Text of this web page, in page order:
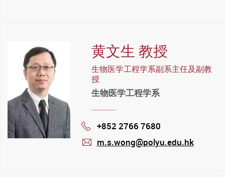
黄文生 教授
生物医学工程学系副系主任及副教
授
生物医学工程学系
Phone
+852 2766 7680
m.s.wong@polyu.edu.hk